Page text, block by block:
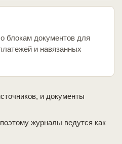
блокам документов для
и навязанных
и документы
журналы ведутся как